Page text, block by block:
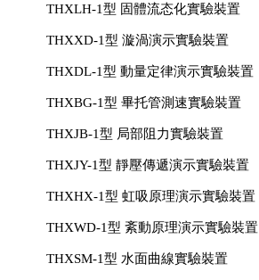
THXLH-1型 固體流态化實驗裝置
THXXD-1型 漩渦演示實驗裝置
THXDL-1型 動量定律演示實驗裝置
THXBG-1型 畢托管測速實驗裝置
THXJB-1型 局部阻力實驗裝置
THXJY-1型 靜壓傳遞演示實驗裝置
THXHX-1型 虹吸原理演示實驗裝置
THXWD-1型 紊動原理演示實驗裝置
THXSM-1型 水面曲線實驗裝置